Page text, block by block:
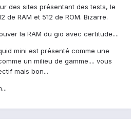
des sites présentant des tests, le
de RAM et 512 de ROM. Bizarre.
la RAM du gio avec certitude....
mini est présenté comme une
un milieu de gamme.... vous
mais bon...